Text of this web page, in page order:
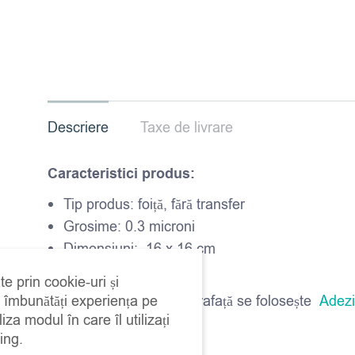
Descriere Taxe de livrare
Caracteristici produs:
Tip produs: foiță, fără transfer
Grosime: 0.3 microni
Dimensiuni: 16 x 16 cm
Set cu 100 buc
Pentru lipirea lor pe suprafață se folosește
prin cookie-uri și
experiența pe
modul în care îl utilizați